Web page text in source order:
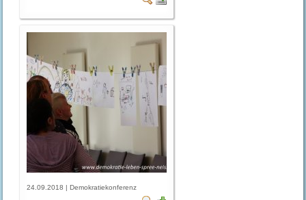
24.09.2018 | Demokratiekonferenz